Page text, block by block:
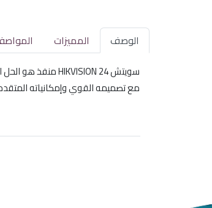
الوصف المميزات
سويتش HIKVISION 24 منفذ هو الحل المثالي للشبكات الذكية. يتميز بتقنية PoE التي توفر الطاقة للأجهزة المتصلة، مما يجعله خيارًا مثاليًا للمكاتب والمشاريع الصغيرة.
مع تصميمه القوي وإمكانياته